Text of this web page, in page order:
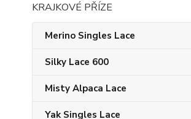
KRAJKOVÉ PŘÍZE
Merino Singles Lace
Silky Lace 600
Misty Alpaca Lace
Yak Singles Lace